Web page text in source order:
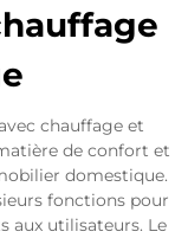
chauffage et
de confort et
domestique.
fonctions pour
aux utilisateurs. Le